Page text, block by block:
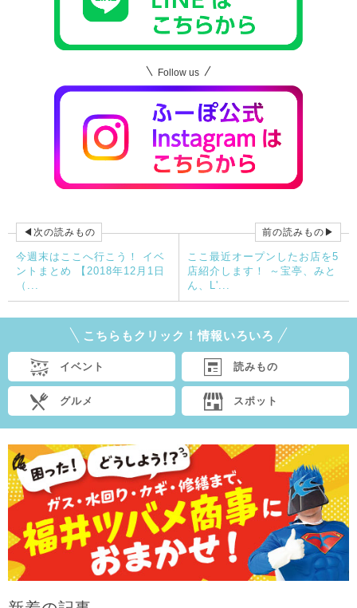
Follow us
◀次の読みもの
今週末はここへ行こう！ イベ
ントまとめ 【2018年12月1日
（...
前の読みもの▶
ここ最近オープンしたお店を5
店紹介します！ ～宝亭、みと
ん、L'...
こちらもクリック！情報いろいろ
イベント 読みもの
グルメ スポット